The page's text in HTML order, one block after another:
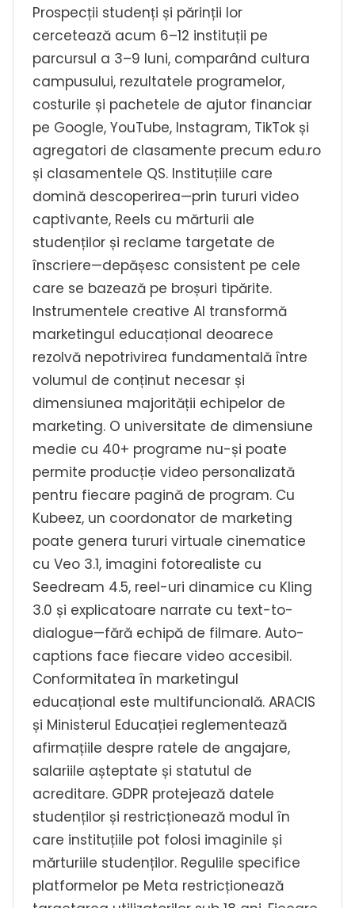
Prospecții studenți și părinții lor
cercetează acum 6–12 instituții pe
parcursul a 3–9 luni, comparând cultura
campusului, rezultatele programelor,
costurile și pachetele de ajutor financiar
pe Google, YouTube, Instagram, TikTok și
agregatori de clasamente precum edu.ro
și clasamentele QS. Instituțiile care
domină descoperirea—prin tururi video
captivante, Reels cu mărturii ale
studenților și reclame targetate de
înscriere—depășesc consistent pe cele
care se bazează pe broșuri tipărite.
Instrumentele creative AI transformă
marketingul educațional deoarece
rezolvă nepotrivirea fundamentală între
volumul de conținut necesar și
dimensiunea majorității echipelor de
marketing. O universitate de dimensiune
medie cu 40+ programe nu-și poate
permite producție video personalizată
pentru fiecare pagină de program. Cu
Kubeez, un coordonator de marketing
poate genera tururi virtuale cinematice
cu Veo 3.1, imagini fotorealiste cu
Seedream 4.5, reel-uri dinamice cu Kling
3.0 și explicatoare narrate cu text-to-
dialogue—fără echipă de filmare. Auto-
captions face fiecare video accesibil.
Conformitatea în marketingul
educațional este multifuncională. ARACIS
și Ministerul Educației reglementează
afirmațiile despre ratele de angajare,
salariile așteptate și statutul de
acreditare. GDPR protejează datele
studenților și restricționează modul în
care instituțiile pot folosi imaginile și
mărturiile studenților. Regulile specifice
platformelor pe Meta restricționează